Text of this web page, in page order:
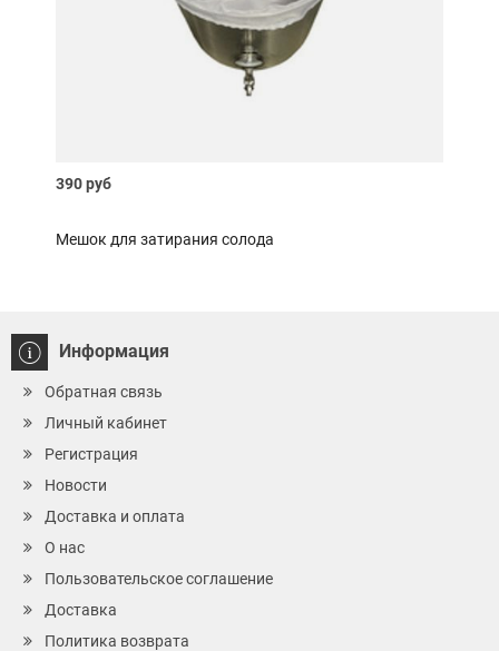
390 руб
Мешок для затирания солода
Информация
Обратная связь
Личный кабинет
Регистрация
Новости
Доставка и оплата
О нас
Пользовательское соглашение
Доставка
Политика возврата